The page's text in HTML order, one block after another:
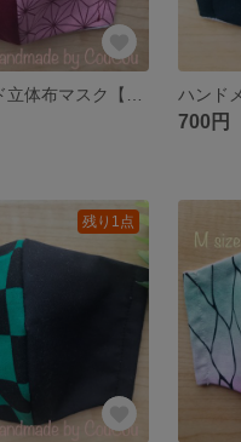
700円
残り1点